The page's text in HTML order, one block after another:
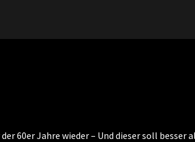
60er Jahre wieder – Und dieser soll besser